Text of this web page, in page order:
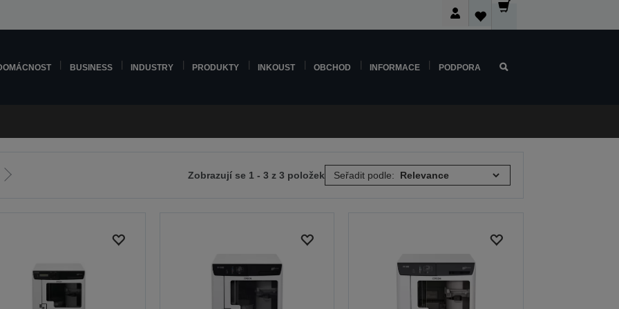
BUSINESS INDUSTRY PRODUKTY INKOUST OBCHOD INFORMACE PODPORA
Jít
Zobrazují se 1 - 3 z 3 položek Seřadit podle: